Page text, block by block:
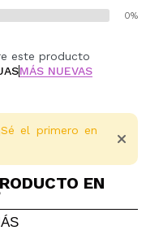
0%
este producto
MÁS NUEVAS
el primero en
EN